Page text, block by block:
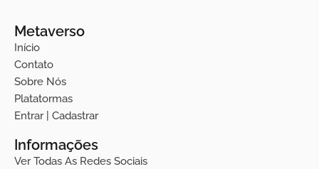
Metaverso
Início
Contato
Sobre Nós
Platatormas
Entrar | Cadastrar
Informações
Ver Todas As Redes Sociais